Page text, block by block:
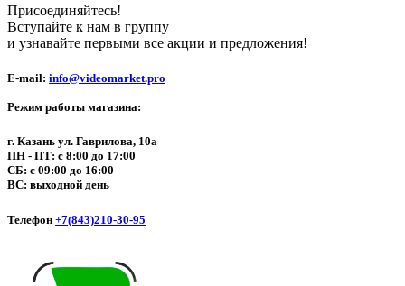
Присоединяйтесь!
Вступайте к нам в группу
и узнавайте первыми все акции и предложения!
E-mail: info@videomarket.pro
Режим работы магазина:
г. Казань ул. Гаврилова, 10а
ПН - ПТ: с 8:00 до 17:00
СБ: с 09:00 до 16:00
ВС: выходной день
Телефон +7(843)210-30-95